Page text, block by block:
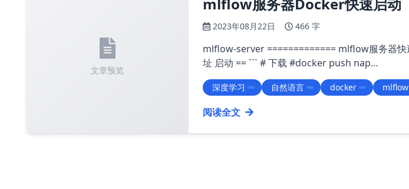
文章预览
2023年08月22日 466 字
mlflow-server ============= mlflow服务器快速启动 mlflow项目地
址 启动 ==``` # 下载 #docker push nap…
深度学习 自然语言 docker mlflow
阅读全文